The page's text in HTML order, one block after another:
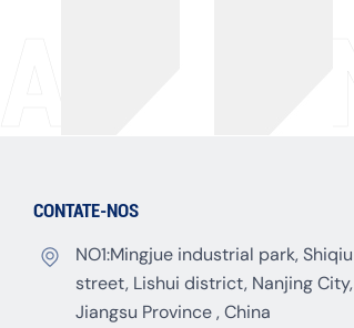
A
CONTATE-NOS
NO1:Mingjue industrial park, Shiqiu
street, Lishui district, Nanjing City,
Jiangsu Province , China